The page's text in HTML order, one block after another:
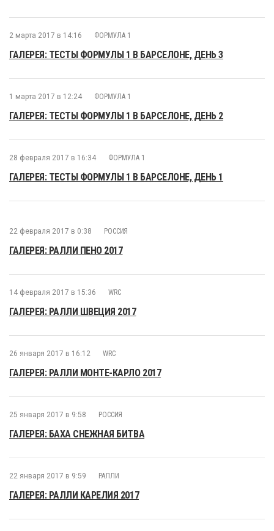
2 марта 2017 в 14:16 ФОРМУЛА 1
ГАЛЕРЕЯ: ТЕСТЫ ФОРМУЛЫ 1 В БАРСЕЛОНЕ, ДЕНЬ 3
1 марта 2017 в 12:24 ФОРМУЛА 1
ГАЛЕРЕЯ: ТЕСТЫ ФОРМУЛЫ 1 В БАРСЕЛОНЕ, ДЕНЬ 2
28 февраля 2017 в 16:34 ФОРМУЛА 1
ГАЛЕРЕЯ: ТЕСТЫ ФОРМУЛЫ 1 В БАРСЕЛОНЕ, ДЕНЬ 1
22 февраля 2017 в 0:38 РОССИЯ
ГАЛЕРЕЯ: РАЛЛИ ПЕНО 2017
14 февраля 2017 в 15:36 WRC
ГАЛЕРЕЯ: РАЛЛИ ШВЕЦИЯ 2017
26 января 2017 в 16:12 WRC
ГАЛЕРЕЯ: РАЛЛИ МОНТЕ-КАРЛО 2017
25 января 2017 в 9:58 РОССИЯ
ГАЛЕРЕЯ: БАХА СНЕЖНАЯ БИТВА
22 января 2017 в 9:59 РАЛЛИ
ГАЛЕРЕЯ: РАЛЛИ КАРЕЛИЯ 2017